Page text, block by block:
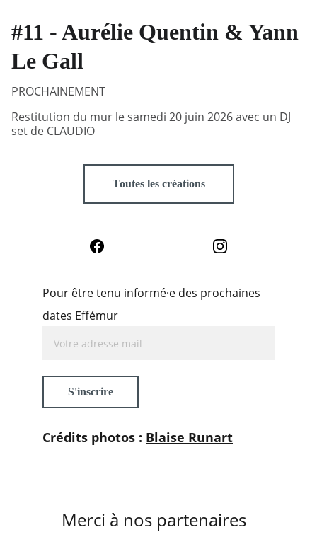
#11 - Aurélie Quentin & Yann
Le Gall
PROCHAINEMENT
Restitution du mur le samedi 20 juin 2026 avec un DJ
set de CLAUDIO
Pour être tenu informé·e des prochaines
dates Effémur
S'inscrire
Crédits photos : Blaise Runart
Merci à nos partenaires
Toutes les créations